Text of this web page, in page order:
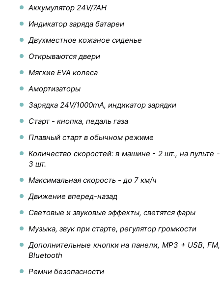
Аккумулятор 24V/7AH
Индикатор заряда батареи
Двухместное кожаное сиденье
Открываются двери
Мягкие EVA колеса
Амортизаторы
Зарядка 24V/1000mA, индикатор зарядки
Старт - кнопка, педаль газа
Плавный старт в обычном режиме
Количество скоростей: в машине - 2 шт., на пульте -
3 шт.
Максимальная скорость - до 7 км/ч
Движение вперед-назад
Световые и звуковые эффекты, светятся фары
Музыка, звук при старте, регулятор громкости
Дополнительные кнопки на панели, MP3 + USB, FM,
Bluetooth
Ремни безопасности